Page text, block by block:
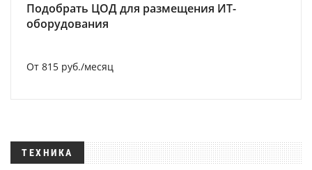
Подобрать ЦОД для размещения ИТ-
оборудования
От 815 руб./месяц
ТЕХНИКА